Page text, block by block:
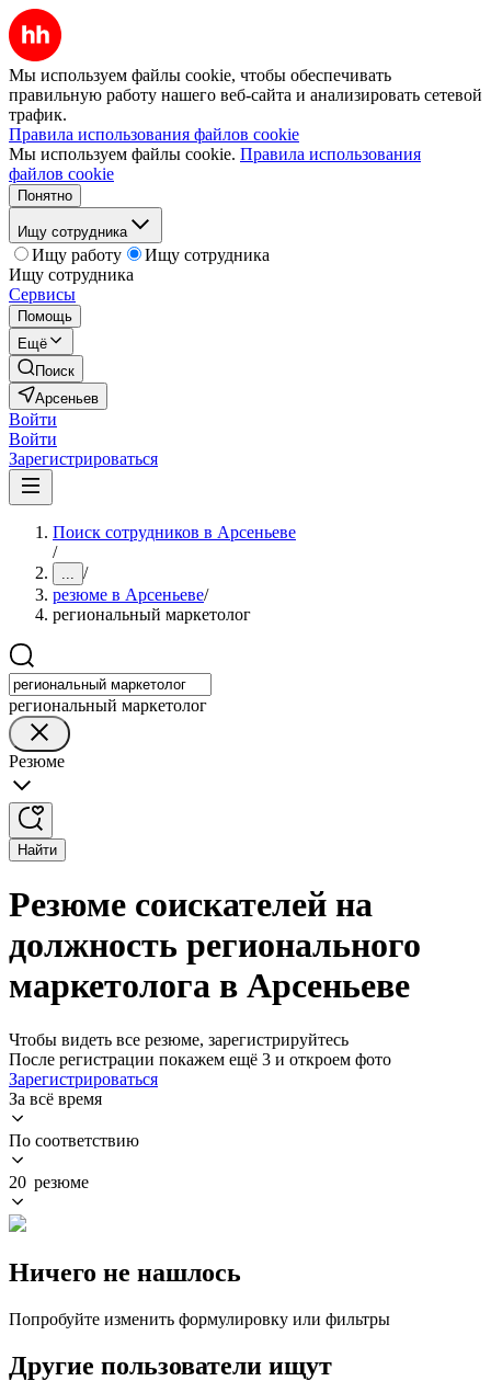
Мы используем файлы cookie, чтобы обеспечивать
правильную работу нашего веб-сайта и анализировать сетевой
трафик.
Правила использования файлов cookie
Мы используем файлы cookie. Правила использования
файлов cookie
Понятно
Ищу сотрудника
Ищу работу
Ищу сотрудника
Ищу сотрудника
Сервисы
Помощь
Ещё
Поиск
Арсеньев
Войти
Войти
Зарегистрироваться
Поиск сотрудников в Арсеньеве
/
... /
резюме в Арсеньеве/
региональный маркетолог
региональный маркетолог
Резюме
Найти
Резюме соискателей на
должность регионального
маркетолога в Арсеньеве
Чтобы видеть все резюме, зарегистрируйтесь
После регистрации покажем ещё 3 и откроем фото
Зарегистрироваться
За всё время
По соответствию
20 резюме
Ничего не нашлось
Попробуйте изменить формулировку или фильтры
Другие пользователи ищут